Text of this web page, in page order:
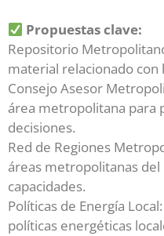
Propuestas clave:
Repositorio
material relacionado
Consejo Asesor
área metropolitana para
decisiones.
Red de Regiones
áreas metropolitanas del
capacidades.
Políticas de Energía
políticas energéticas